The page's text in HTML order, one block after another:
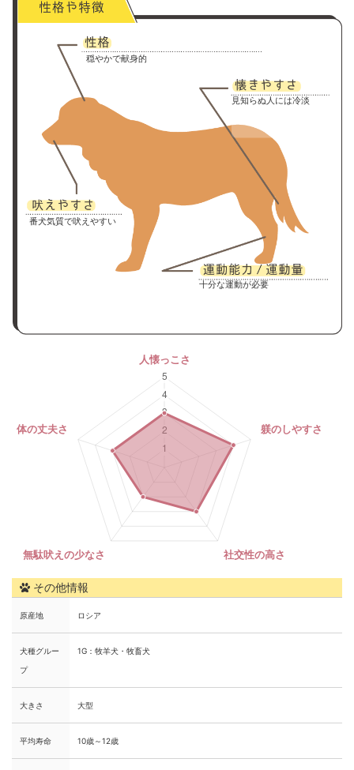
穏やかで献身的
見知らぬ人には冷淡
番犬気質で吠えやすい
十分な運動が必要
その他情報
原産地 ロシア
犬種グルー
プ
1G：牧羊犬・牧畜犬
大きさ 大型
平均寿命 10歳～12歳